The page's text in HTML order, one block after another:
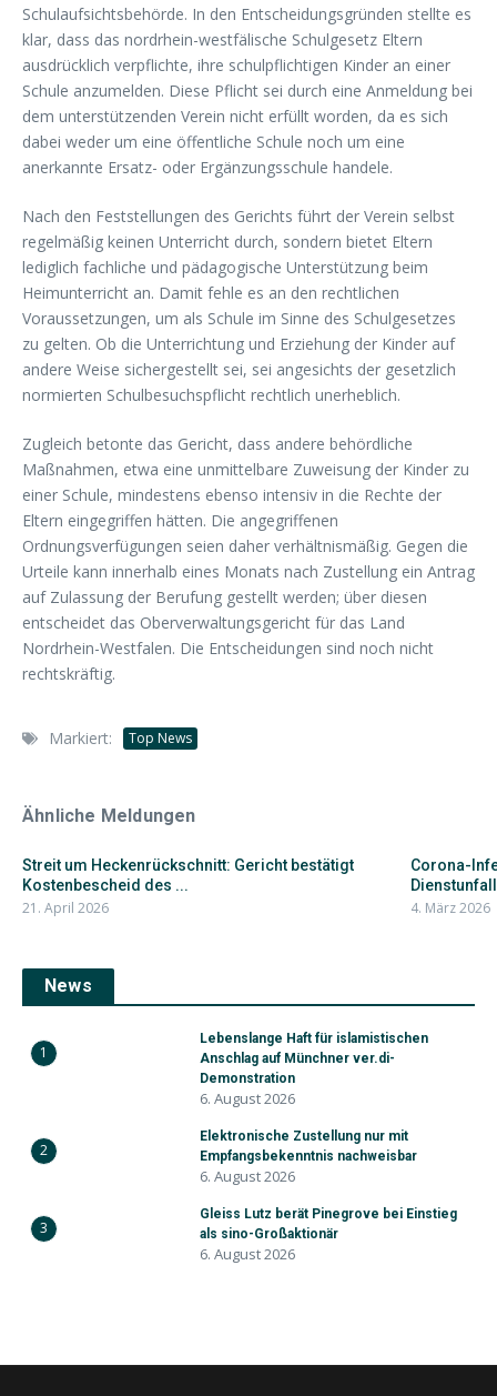
Schulaufsichtsbehörde. In den Entscheidungsgründen stellte es
klar, dass das nordrhein-westfälische Schulgesetz Eltern
ausdrücklich verpflichte, ihre schulpflichtigen Kinder an einer
Schule anzumelden. Diese Pflicht sei durch eine Anmeldung bei
dem unterstützenden Verein nicht erfüllt worden, da es sich
dabei weder um eine öffentliche Schule noch um eine
anerkannte Ersatz- oder Ergänzungsschule handele.
Nach den Feststellungen des Gerichts führt der Verein selbst
regelmäßig keinen Unterricht durch, sondern bietet Eltern
lediglich fachliche und pädagogische Unterstützung beim
Heimunterricht an. Damit fehle es an den rechtlichen
Voraussetzungen, um als Schule im Sinne des Schulgesetzes
zu gelten. Ob die Unterrichtung und Erziehung der Kinder auf
andere Weise sichergestellt sei, sei angesichts der gesetzlich
normierten Schulbesuchspflicht rechtlich unerheblich.
Zugleich betonte das Gericht, dass andere behördliche
Maßnahmen, etwa eine unmittelbare Zuweisung der Kinder zu
einer Schule, mindestens ebenso intensiv in die Rechte der
Eltern eingegriffen hätten. Die angegriffenen
Ordnungsverfügungen seien daher verhältnismäßig. Gegen die
Urteile kann innerhalb eines Monats nach Zustellung ein Antrag
auf Zulassung der Berufung gestellt werden; über diesen
entscheidet das Oberverwaltungsgericht für das Land
Nordrhein-Westfalen. Die Entscheidungen sind noch nicht
rechtskräftig.
Markiert: Top News
Ähnliche Meldungen
Streit um Heckenrückschnitt: Gericht bestätigt
Kostenbescheid des ...
21. April 2026
Corona-
Dienstunfall
4. März 2026
News
1
Lebenslange Haft für islamistischen
Anschlag auf Münchner ver.di-
Demonstration
6. August 2026
2
Elektronische Zustellung nur mit
Empfangsbekenntnis nachweisbar
6. August 2026
3
Gleiss Lutz berät Pinegrove bei Einstieg
als sino-Großaktionär
6. August 2026